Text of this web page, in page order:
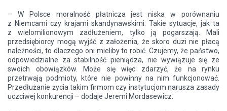
– W Polsce moralność płatnicza jest niska w porównaniu
z Niemcami czy krajami skandynawskimi. Takie sytuacje, jak ta
z wielomilionowym zadłużeniem, tylko ją pogarszają. Mali
przedsiębiorcy mogą wyjść z założenia, że skoro duzi nie płacą
należności, to dlaczego oni mieliby to robić. Czujemy, że państwo,
odpowiedzialne za stabilność pieniądza, nie wywiązuje się ze
swoich obowiązków. Może się więc zdarzyć, że na rynku
przetrwają podmioty, które nie powinny na nim funkcjonować.
Przedłużanie życia takim firmom czy instytucjom narusza zasady
uczciwej konkurencji – dodaje Jeremi Mordasewicz.